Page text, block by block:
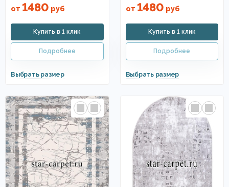
от 1480 руб от 1480 руб